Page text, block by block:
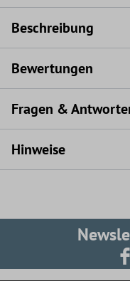
Beschreibung
Bewertungen
Fragen &
Hinweise